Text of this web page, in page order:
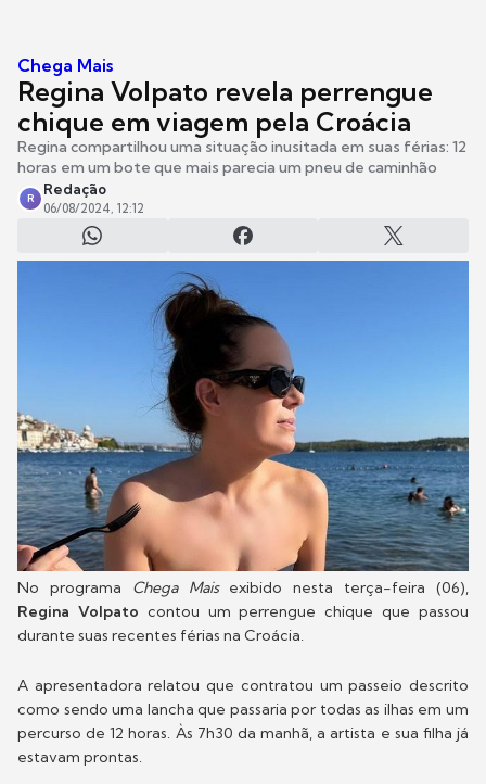
Chega Mais
Regina Volpato revela perrengue
chique em viagem pela Croácia
Regina compartilhou uma situação inusitada em suas férias: 12
horas em um bote que mais parecia um pneu de caminhão
R
Redação
06/08/2024, 12:12
No programa Chega Maisexibido nesta terça-feira (06),
Regina Volpato contou um perrengue chique que passou
durante suas recentes férias na Croácia.
A apresentadora relatou que contratou um passeio descrito
como sendo uma lancha que passaria por todas as ilhas em um
percurso de 12 horas. Às 7h30 da manhã, a artista e sua filha já
estavam prontas.